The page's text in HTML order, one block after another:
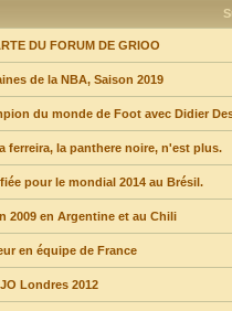
DU FORUM DE GRIOO
de la NBA, Saison 2019
du monde de Foot avec Didier
ferreira, la panthere noire, n'est plus.
pour le mondial 2014 au Brésil.
2009 en Argentine et au Chili
en équipe de France
Londres 2012